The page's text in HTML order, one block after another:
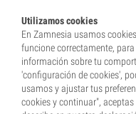
Utilizamos cookies
En Zamnesia usamos
funcione correctamente,
información sobre tu
'configuración de cookies',
usamos y ajustar tus
cookies y continuar",